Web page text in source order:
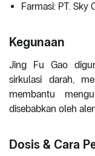
Farmasi: PT. Sky
Kegunaan
Jing Fu Gao
sirkulasi darah,
membantu
disebabkan oleh
Dosis & Cara